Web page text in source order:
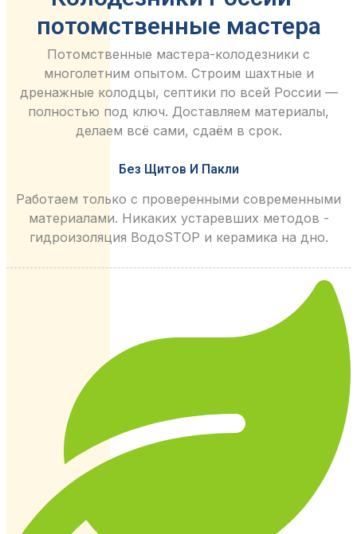
потомственные мастера
Потомственные мастера-колодезники с
многолетним опытом. Строим шахтные и
дренажные колодцы, септики по всей России —
полностью под ключ. Доставляем материалы,
делаем всё сами, сдаём в срок.
Без Щитов И Пакли
Работаем только с проверенными современными
материалами. Никаких устаревших методов -
гидроизоляция ВодоSTOP и керамика на дно.